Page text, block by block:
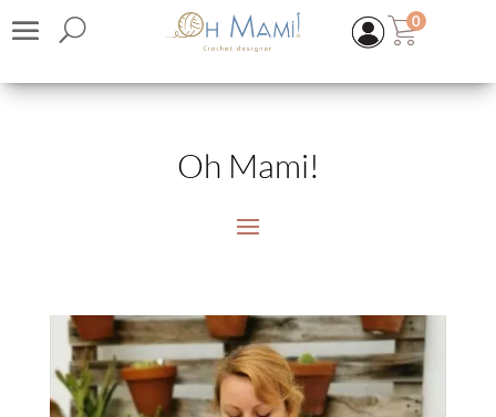
0
Oh Mami!
KIT | TOP NINFA